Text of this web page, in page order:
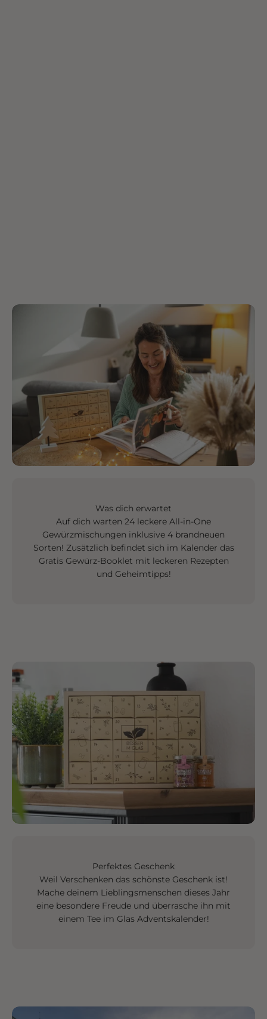
Was dich erwartet
Auf dich warten 24 leckere All-in-One
Gewürzmischungen inklusive 4 brandneuen
Sorten! Zusätzlich befindet sich im Kalender das
Gratis Gewürz-Booklet mit leckeren Rezepten
und Geheimtipps!
Perfektes Geschenk
Weil Verschenken das schönste Geschenk ist!
Mache deinem Lieblingsmenschen dieses Jahr
eine besondere Freude und überrasche ihn mit
einem Tee im Glas Adventskalender!